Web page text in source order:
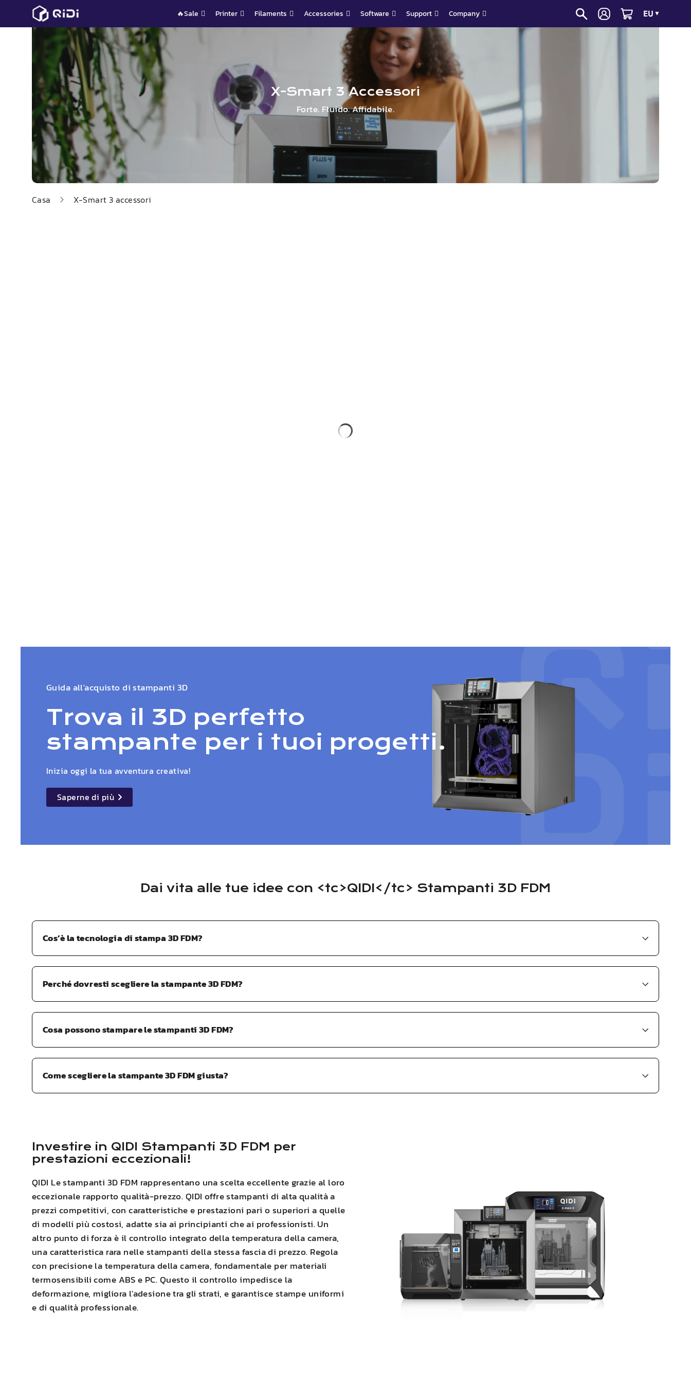
contenuto
🔥Sale Printer Filaments Accessories Software Support Company EU ▼
X-Smart 3 Accessori
Forte. Fluido. Affidabile.
Casa X-Smart 3 accessori
Guida all'acquisto di stampanti 3D
Trova il 3D perfetto
stampante per i tuoi progetti.
Inizia oggi la tua avventura creativa!
details
Saperne di più
Dai vita alle tue idee con <tc>QIDI</tc> Stampanti 3D FDM
Cos’è la tecnologia di stampa 3D FDM?
Perché dovresti scegliere la stampante 3D FDM?
Cosa possono stampare le stampanti 3D FDM?
Come scegliere la stampante 3D FDM giusta?
Investire in QIDI
Stampanti 3D FDM per
prestazioni eccezionali!
QIDI Le stampanti 3D FDM rappresentano una scelta eccellente grazie al loro
eccezionale rapporto qualità-prezzo.QIDI offre stampanti di alta qualità a
prezzi competitivi, con caratteristiche e prestazioni pari o superiori a quelle
di modelli più costosi, adatte sia ai principianti che ai professionisti. Un
altro punto di forza è il controllo integrato della temperatura della camera,
una caratteristica rara nelle stampanti della stessa fascia di prezzo. Regola
con precisione la temperatura della camera, fondamentale per materiali
termosensibili come ABSe PC. Questoil controllo impedisce la
deformazione, migliora l'adesione tra gli strati, e garantisce stampe uniformi
e di qualità professionale.